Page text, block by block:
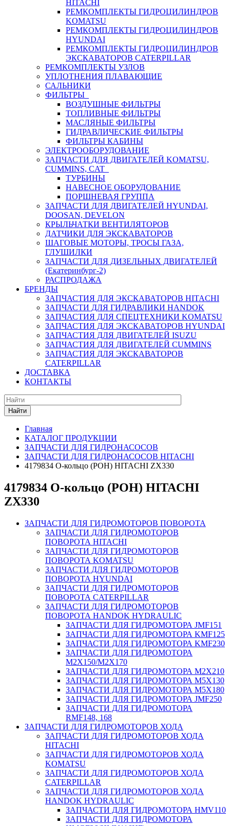
HITACHI
РЕМКОМПЛЕКТЫ ГИДРОЦИЛИНДРОВ
KOMATSU
РЕМКОМПЛЕКТЫ ГИДРОЦИЛИНДРОВ
HYUNDAI
РЕМКОМПЛЕКТЫ ГИДРОЦИЛИНДРОВ
ЭКСКАВАТОРОВ CATERPILLAR
РЕМКОМПЛЕКТЫ УЗЛОВ
УПЛОТНЕНИЯ ПЛАВАЮЩИЕ
САЛЬНИКИ
ФИЛЬТРЫ
ВОЗДУШНЫЕ ФИЛЬТРЫ
ТОПЛИВНЫЕ ФИЛЬТРЫ
МАСЛЯНЫЕ ФИЛЬТРЫ
ГИДРАВЛИЧЕСКИЕ ФИЛЬТРЫ
ФИЛЬТРЫ КАБИНЫ
ЭЛЕКТРООБОРУДОВАНИЕ
ЗАПЧАСТИ ДЛЯ ДВИГАТЕЛЕЙ KOMATSU,
CUMMINS, CAT
ТУРБИНЫ
НАВЕСНОЕ ОБОРУДОВАНИЕ
ПОРШНЕВАЯ ГРУППА
ЗАПЧАСТИ ДЛЯ ДВИГАТЕЛЕЙ HYUNDAI,
DOOSAN, DEVELON
КРЫЛЬЧАТКИ ВЕНТИЛЯТОРОВ
ДАТЧИКИ ДЛЯ ЭКСКАВАТОРОВ
ШАГОВЫЕ МОТОРЫ, ТРОСЫ ГАЗА,
ГЛУШИЛКИ
ЗАПЧАСТИ ДЛЯ ДИЗЕЛЬНЫХ ДВИГАТЕЛЕЙ
(Екатеринбург-2)
РАСПРОДАЖА
БРЕНДЫ
ЗАПЧАСТИЯ ДЛЯ ЭКСКАВАТОРОВ HITACHI
ЗАПЧАСТИ ДЛЯ ГИДРАВЛИКИ HANDOK
ЗАПЧАСТИЯ ДЛЯ СПЕЦТЕХНИКИ KOMATSU
ЗАПЧАСТИЯ ДЛЯ ЭКСКАВАТОРОВ HYUNDAI
ЗАПЧАСТИЯ ДЛЯ ДВИГАТЕЛЕЙ ISUZU
ЗАПЧАСТИЯ ДЛЯ ДВИГАТЕЛЕЙ CUMMINS
ЗАПЧАСТИЯ ДЛЯ ЭКСКАВАТОРОВ
CATERPILLAR
ДОСТАВКА
КОНТАКТЫ
Найти
Главная
КАТАЛОГ ПРОДУКЦИИ
ЗАПЧАСТИ ДЛЯ ГИДРОНАСОСОВ
ЗАПЧАСТИ ДЛЯ ГИДРОНАСОСОВ HITACHI
4179834 О-кольцо (РОН) HITACHI ZX330
4179834 О-кольцо (РОН) HITACHI
ZX330
ЗАПЧАСТИ ДЛЯ ГИДРОМОТОРОВ ПОВОРОТА
ЗАПЧАСТИ ДЛЯ ГИДРОМОТОРОВ
ПОВОРОТА HITACHI
ЗАПЧАСТИ ДЛЯ ГИДРОМОТОРОВ
ПОВОРОТА KOMATSU
ЗАПЧАСТИ ДЛЯ ГИДРОМОТОРОВ
ПОВОРОТА HYUNDAI
ЗАПЧАСТИ ДЛЯ ГИДРОМОТОРОВ
ПОВОРОТА CATERPILLAR
ЗАПЧАСТИ ДЛЯ ГИДРОМОТОРОВ
ПОВОРОТА HANDOK HYDRAULIC
ЗАПЧАСТИ ДЛЯ ГИДРОМОТОРА JMF151
ЗАПЧАСТИ ДЛЯ ГИДРОМОТОРА KMF125
ЗАПЧАСТИ ДЛЯ ГИДРОМОТОРА KMF230
ЗАПЧАСТИ ДЛЯ ГИДРОМОТОРА
M2X150/M2X170
ЗАПЧАСТИ ДЛЯ ГИДРОМОТОРА M2X210
ЗАПЧАСТИ ДЛЯ ГИДРОМОТОРА M5X130
ЗАПЧАСТИ ДЛЯ ГИДРОМОТОРА M5X180
ЗАПЧАСТИ ДЛЯ ГИДРОМОТОРА JMF250
ЗАПЧАСТИ ДЛЯ ГИДРОМОТОРА
RMF148, 168
ЗАПЧАСТИ ДЛЯ ГИДРОМОТОРОВ ХОДА
ЗАПЧАСТИ ДЛЯ ГИДРОМОТОРОВ ХОДА
HITACHI
ЗАПЧАСТИ ДЛЯ ГИДРОМОТОРОВ ХОДА
KOMATSU
ЗАПЧАСТИ ДЛЯ ГИДРОМОТОРОВ ХОДА
CATERPILLAR
ЗАПЧАСТИ ДЛЯ ГИДРОМОТОРОВ ХОДА
HANDOK HYDRAULIC
ЗАПЧАСТИ ДЛЯ ГИДРОМОТОРА HMV110
ЗАПЧАСТИ ДЛЯ ГИДРОМОТОРА